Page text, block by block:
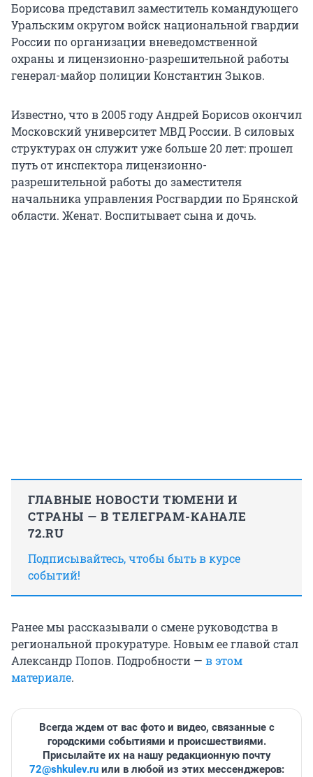
Борисова представил заместитель командующего
Уральским округом войск национальной гвардии
России по организации вневедомственной
охраны и лицензионно-разрешительной работы
генерал-майор полиции Константин Зыков.
Известно, что в 2005 году Андрей Борисов окончил
Московский университет МВД России. В силовых
структурах он служит уже больше 20 лет: прошел
путь от инспектора лицензионно-
разрешительной работы до заместителя
начальника управления Росгвардии по Брянской
области. Женат. Воспитывает сына и дочь.
ГЛАВНЫЕ НОВОСТИ ТЮМЕНИ И
СТРАНЫ — В ТЕЛЕГРАМ-КАНАЛЕ
72.RU
Подписывайтесь, чтобы быть в курсе
событий!
Ранее мы рассказывали о смене руководства в
региональной прокуратуре. Новым ее главой стал
Александр Попов. Подробности — в этом
материале.
Всегда ждем от вас фото и видео, связанные с
городскими событиями и происшествиями.
Присылайте их на нашу редакционную почту
72@shkulev.ruили в любой из этих мессенджеров: